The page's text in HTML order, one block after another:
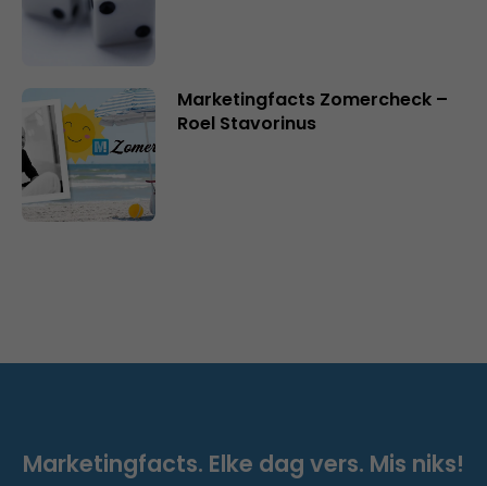
Marketingfacts Zomercheck –
Roel Stavorinus
Marketingfacts. Elke dag vers. Mis niks!